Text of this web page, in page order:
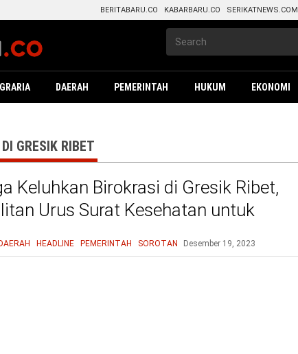
BERITABARU.CO KABARBARU.CO SERIKATNEWS.COM
DAERAH PEMERINTAH HUKUM EKONOMI
GRESIK RIBET
Keluhkan Birokrasi di Gresik Ribet,
Urus Surat Kesehatan untuk
DAERAH HEADLINE PEMERINTAH SOROTAN Desember 19, 2023